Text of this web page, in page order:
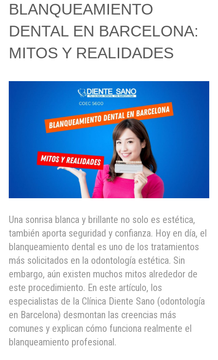
BLANQUEAMIENTO
DENTAL EN BARCELONA:
MITOS Y REALIDADES
Una sonrisa blanca y brillante no solo es estética,
también aporta seguridad y confianza. Hoy en día, el
blanqueamiento dental es uno de los tratamientos
más solicitados en la odontología estética. Sin
embargo, aún existen muchos mitos alrededor de
este procedimiento. En este artículo, los
especialistas de la Clínica Diente Sano (odontología
en Barcelona) desmontan las creencias más
comunes y explican cómo funciona realmente el
blanqueamiento profesional.